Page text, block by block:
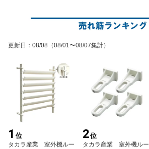
更新日 ： 08/08 （08/01〜08/07集計）
1 位
タカラ産業 室外機ルー
2位
タカラ産業 室外機ルー